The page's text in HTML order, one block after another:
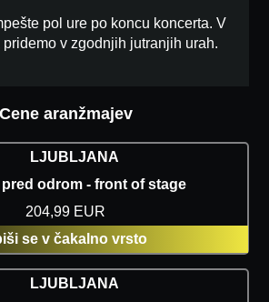
pol ure po koncu koncerta. V
v zgodnjih jutranjih urah.
Cene aranžmajev
LJUBLJANA
odrom - front of stage
204,99 EUR
se v čakalno vrsto
LJUBLJANA